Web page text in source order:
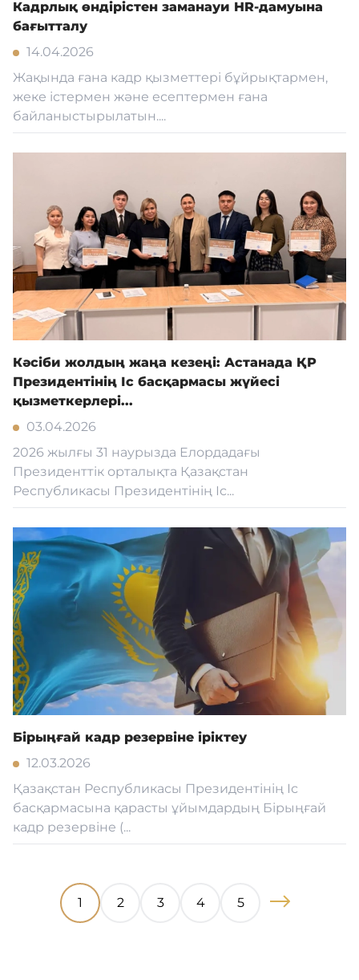
Кадрлық өндірістен заманауи HR-дамуына
бағытталу
14.04.2026
Жақында ғана кадр қызметтері бұйрықтармен,
жеке істермен және есептермен ғана
байланыстырылатын....
Кәсіби жолдың жаңа кезеңі: Астанада ҚР
Президентінің Іс басқармасы жүйесі
қызметкерлері...
03.04.2026
2026 жылғы 31 наурызда Елордадағы
Президенттік орталықта Қазақстан
Республикасы Президентінің Іс...
Бірыңғай кадр резервіне іріктеу
12.03.2026
Қазақстан Республикасы Президентінің Іс
басқармасына қарасты ұйымдардың Бірыңғай
кадр резервіне (...
1 2 3 4 5